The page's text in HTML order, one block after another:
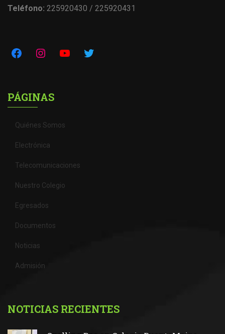
Teléfono: 225920430 / 225920431
PÁGINAS
Quiénes Somos
Electrónica
Telecomunicaciones
Nuestro Colegio
Egresados
Documentos
Noticias
Admisión
NOTICIAS RECIENTES